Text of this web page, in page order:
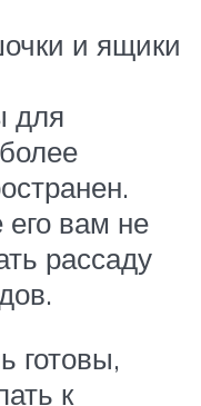
и ящики
для
вам не
рассаду
готовы,
к